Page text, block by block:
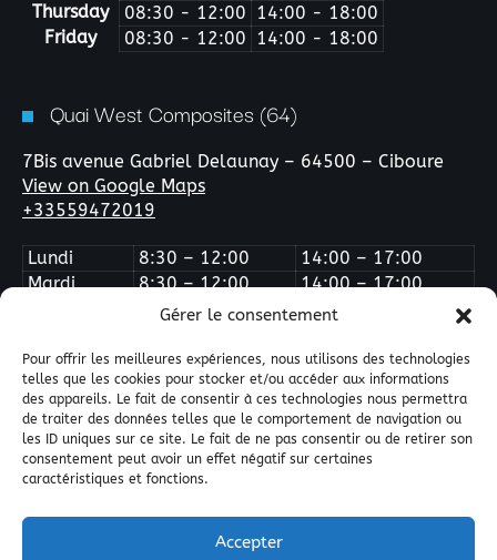
Gérer le consentement
Pour offrir les meilleures expériences, nous utilisons des technologies
telles que les cookies pour stocker et/ou accéder aux informations
des appareils. Le fait de consentir à ces technologies nous permettra
de traiter des données telles que le comportement de navigation ou
les ID uniques sur ce site. Le fait de ne pas consentir ou de retirer son
consentement peut avoir un effet négatif sur certaines
caractéristiques et fonctions.
Accepter
Thursday
08:30 - 12:00 14:00 - 18:00
Friday
08:30 - 12:00 14:00 - 18:00
Quai West Composites (64)
7Bis avenue Gabriel Delaunay – 64500 – Ciboure
View on Google Maps
+33559472019
Lundi 8:30 – 12:00
14:00 – 17:00
Mardi
8:30 – 12:00
14:00 – 17:00
Fermé
Fermé
Vendredi
8:30 – 12:00 14:00 – 16:00
Guide de référence des résines composites